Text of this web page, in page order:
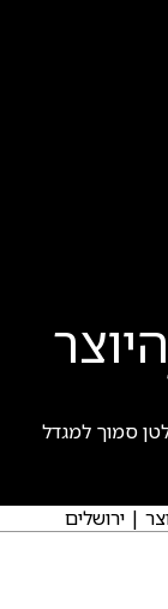
סמוך למגדל
| ירושלים